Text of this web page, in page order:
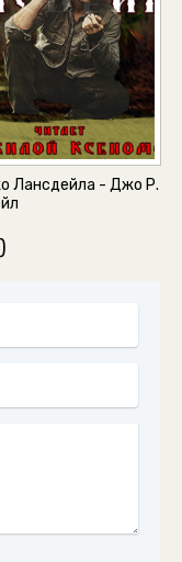
Лансдейла - Джо Р.